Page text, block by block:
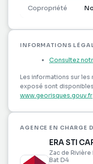
Terrain prêt à
Quartier calme et
À deux pas des
Commercial -
Copropriété
INFORMATIONS
Consultez
Les informations sur les
exposé sont
www.georisques.gouv.fr
AGENCE EN CHARGE
ERA STI
Zac de Rivière
Bat D4